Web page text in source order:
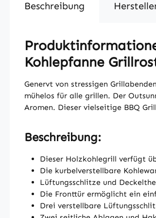
Beschreibung
Kohlepfanne
Genervt von stressigen
mühelos für alle grillen. Der
Aromen. Dieser vielseitige BBQ
Beschreibung:
Dieser Holzkohlegrill verfügt
Die kurbelverstellbare
Lüftungsschlitze und
Die Fronttür ermöglicht ein
Drei verstellbare